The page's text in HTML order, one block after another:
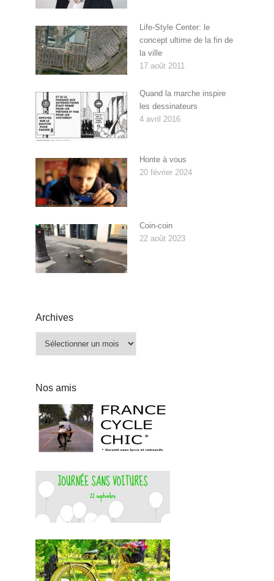
Life-Style Center: le
concept ultime de la fin de
la ville
17 août 2011
Quand la marche inspire
les dessinateurs
4 avril 2016
Honte à vous
20 février 2024
Coin-coin
22 août 2023
Archives
Nos amis